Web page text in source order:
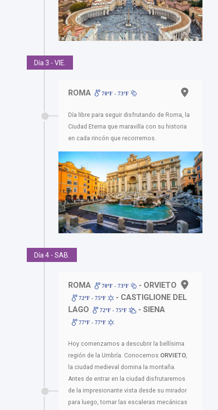
Día 3 - VIE.
ROMA 70ºF - 73ºF
Día libre para seguir disfrutando de Roma, la
Ciudad Eterna que maravilla con su historia
en cada rincón que recorremos.
Día 4 - SAB.
ROMA 70ºF - 73ºF - ORVIETO
72ºF - 75ºF
- CASTIGLIONE DEL
LAGO
72ºF - 75ºF - SIENA
77ºF - 77ºF
Hoy comenzamos a descubrir la bellísima
región de la Umbría. Conocemos ORVIETO
la ciudad medieval domina la montaña.
Antes de entrar en la ciudad disfrutaremos
de la impresionante vista desde su mirador
para luego, tomar las escaleras mecánicas